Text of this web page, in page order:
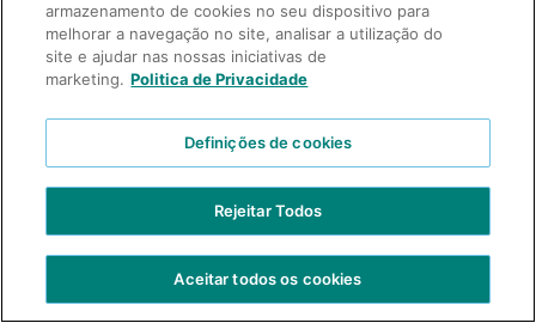
Copyright © 2021 Truss Professional | Todos los derechos reservados.
Desarrollo Prospecta Digital
armazenamento de cookies no seu dispositivo para
melhorar a navegação no site, analisar a utilização do
site e ajudar nas nossas iniciativas de
marketing. Politica de Privacidade
Definições de cookies
Rejeitar Todos
Aceitar todos os cookies